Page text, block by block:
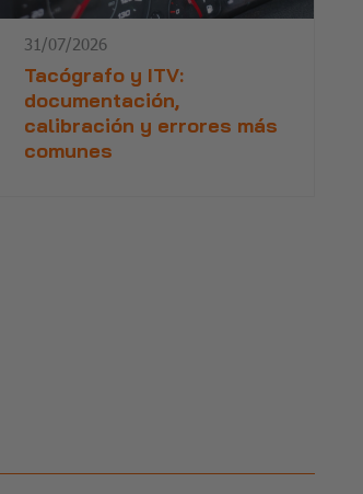
31/07/2026
Tacógrafo y ITV:
documentación,
calibración y errores más
comunes